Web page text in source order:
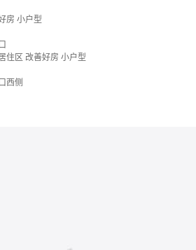
房 小户型
住区 改善好房 小户型
西侧